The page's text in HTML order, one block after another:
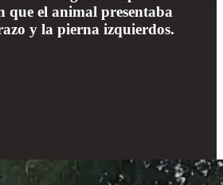
el animal presentaba
y la pierna izquierdos.